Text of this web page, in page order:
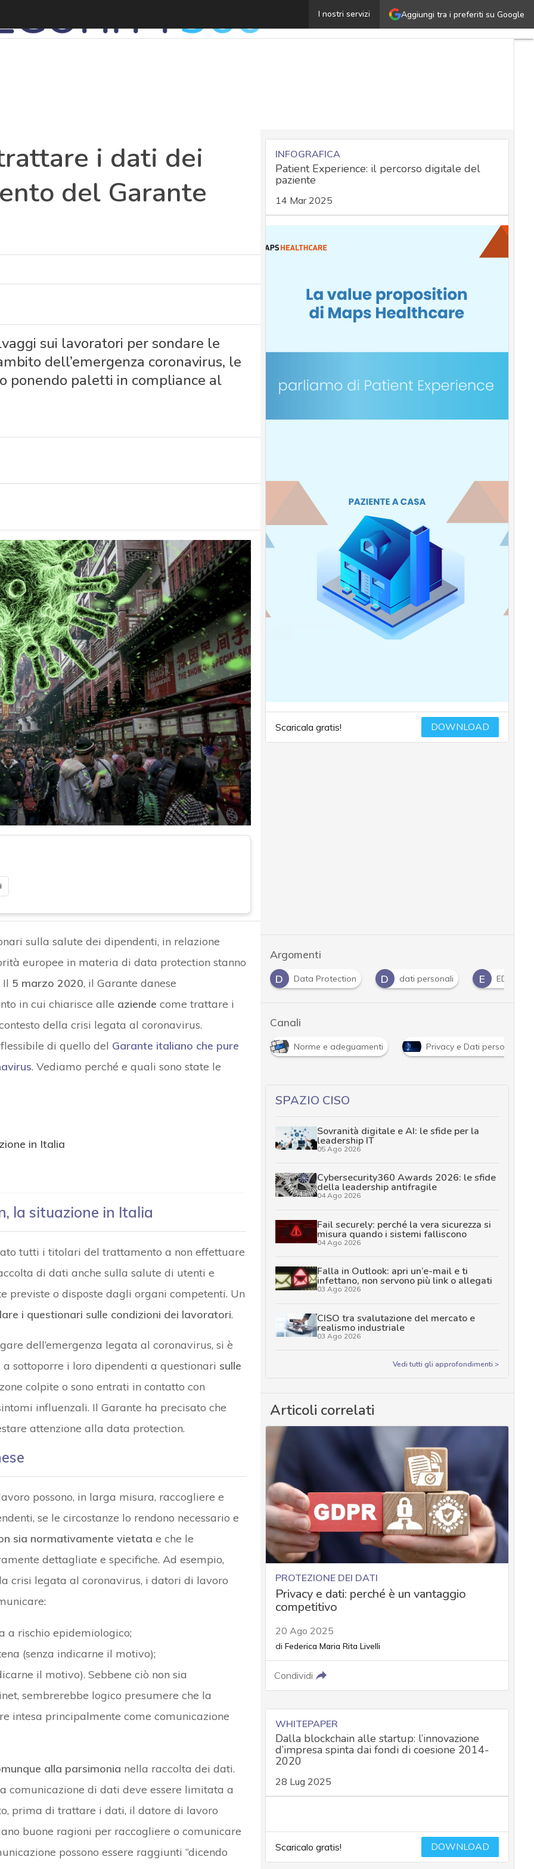
Aggiungi tra i preferiti su Google
I nostri servizi
Coronavirus, come trattare i dati dei lavoratori: il
i dati dei
del Garante
sui lavoratori per sondare le
dell’emergenza coronavirus, le
ponendo paletti in compliance al
sulla salute dei dipendenti, in relazione
europee in materia di data protection stanno
5 marzo 2020, il Garante danese
in cui chiarisce alle aziende come trattare i
della crisi legata al coronavirus.
di quello del Garante italiano che pure
. Vediamo perché e quali sono state le
in Italia
la situazione in Italia
tutti i titolari del trattamento a non effettuare
di dati anche sulla salute di utenti e
previste o disposte dagli organi competenti. Un
i questionari sulle condizioni dei lavoratori.
dell’emergenza legata al coronavirus, si è
sottoporre i loro dipendenti a questionari sulle
colpite o sono entrati in contatto con
influenzali. Il Garante ha precisato che
attenzione alla data protection.
possono, in larga misura, raccogliere e
se le circostanze lo rendono necessario e
sia normativamente vietata e che le
dettagliate e specifiche. Ad esempio,
crisi legata al coronavirus, i datori di lavoro
a rischio epidemiologico;
(senza indicarne il motivo);
il motivo). Sebbene ciò non sia
sembrerebbe logico presumere che la
intesa principalmente come comunicazione
alla parsimonia nella raccolta dei dati.
comunicazione di dati deve essere limitata a
prima di trattare i dati, il datore di lavoro
buone ragioni per raccogliere o comunicare
possono essere raggiunti “dicendo
INFOGRAFICA
Patient Experience: il percorso digitale del
paziente
14 Mar 2025
Scaricala gratis! DOWNLOAD
Argomenti
D Data Protection D dati personali E EDPB
Canali
News, attualità e analisi Cyber sicurezza e privacy Norme e adeguamenti Privacy e Dati personali
SPAZIO CISO
Sovranità digitale e AI: le sfide per la
leadership IT
05 Ago 2026
Cybersecurity360 Awards 2026: le sfide
della leadership antifragile
04 Ago 2026
Fail securely: perché la vera sicurezza si
misura quando i sistemi falliscono
04 Ago 2026
Falla in Outlook: apri un’e-mail e ti
infettano, non servono più link o allegati
03 Ago 2026
CISO tra svalutazione del mercato e
realismo industriale
03 Ago 2026
Vedi tutti gli approfondimenti >
Articoli correlati
PROTEZIONE DEI DATI
Privacy e dati: perché è un vantaggio
competitivo
20 Ago 2025
di Federica Maria Rita Livelli
Condividi
WHITEPAPER
Dalla blockchain alle startup: l’innovazione
d’impresa spinta dai fondi di coesione 2014-
2020
28 Lug 2025